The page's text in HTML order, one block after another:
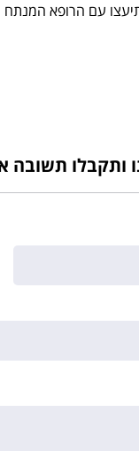
עם הרופא
ותקבלו תשובה